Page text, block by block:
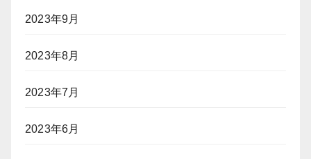
2023年9月
2023年8月
2023年7月
2023年6月